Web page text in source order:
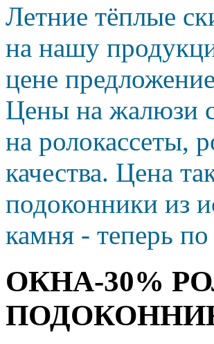
Летние тёплые
на нашу
цене
Цены на жалюзи
на ролокассеты,
качества. Цена
подоконники из
камня - теперь
ОКНА-30%